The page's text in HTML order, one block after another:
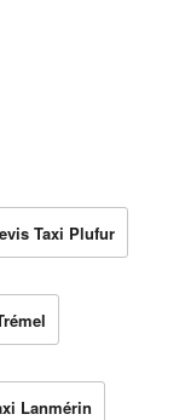
Taxi Plufur
Lanmérin